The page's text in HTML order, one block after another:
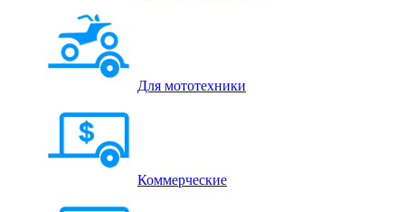
Для мототехники
Коммерческие